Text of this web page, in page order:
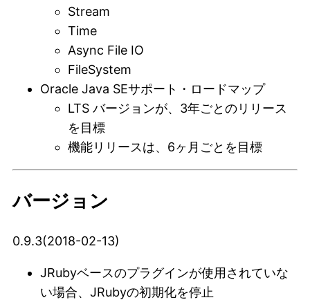
Stream
Time
Async File IO
FileSystem
Oracle Java SEサポート・ロードマップ
LTS バージョンが、3年ごとのリリース
を目標
機能リリースは、6ヶ月ごとを目標
バージョン
0.9.3(2018-02-13)
JRubyベースのプラグインが使用されていな
い場合、JRubyの初期化を停止